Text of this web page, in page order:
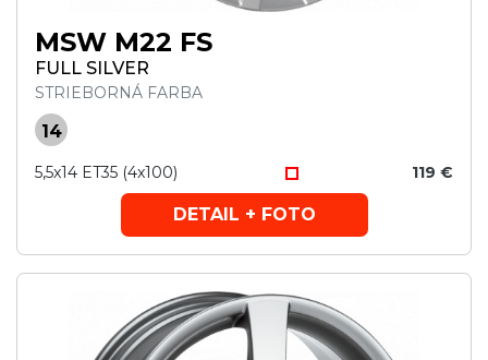
MSW M22 FS
FULL SILVER
STRIEBORNÁ FARBA
14
5,5x14 ET35 (4x100) 119 €
DETAIL + FOTO